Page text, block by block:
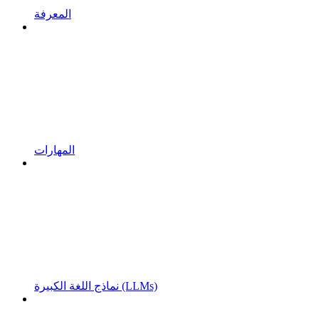
المعرفة
المهارات
نماذج اللغة الكبيرة (LLMs)